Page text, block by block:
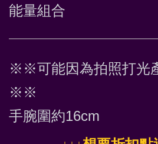
能量組合
※※可能因為拍照打光
※※
手腕圍約16cm